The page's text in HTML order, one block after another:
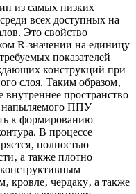
из самых низких
всех доступных на
Это свойство
R-значении на единицу
показателей
конструкций при
слоя. Таким образом‚
внутреннее пространство
напыляемого ППУ
к формированию
В процессе
полностью
а также плотно
кровле‚ чердаку‚ а также